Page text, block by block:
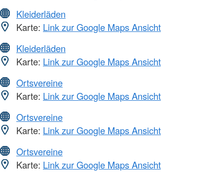
Kleiderläden
Karte: Link zur Google Maps Ansicht
Kleiderläden
Karte: Link zur Google Maps Ansicht
Ortsvereine
Karte: Link zur Google Maps Ansicht
Ortsvereine
Karte: Link zur Google Maps Ansicht
Ortsvereine
Karte: Link zur Google Maps Ansicht